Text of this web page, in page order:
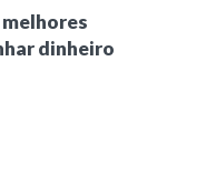
dinheiro